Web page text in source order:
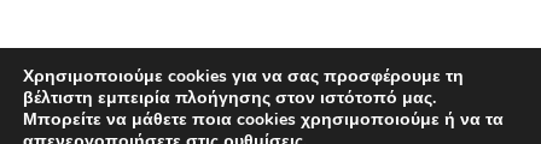
© All rights reserved 2025 Εμπορικός Σύλλογος Θεσσαλονίκης |
Χρησιμοποιούμε cookies για να σας προσφέρουμε τη
βέλτιστη εμπειρία πλοήγησης στον ιστότοπό μας.
Μπορείτε να μάθετε ποια cookies χρησιμοποιούμε ή να τα